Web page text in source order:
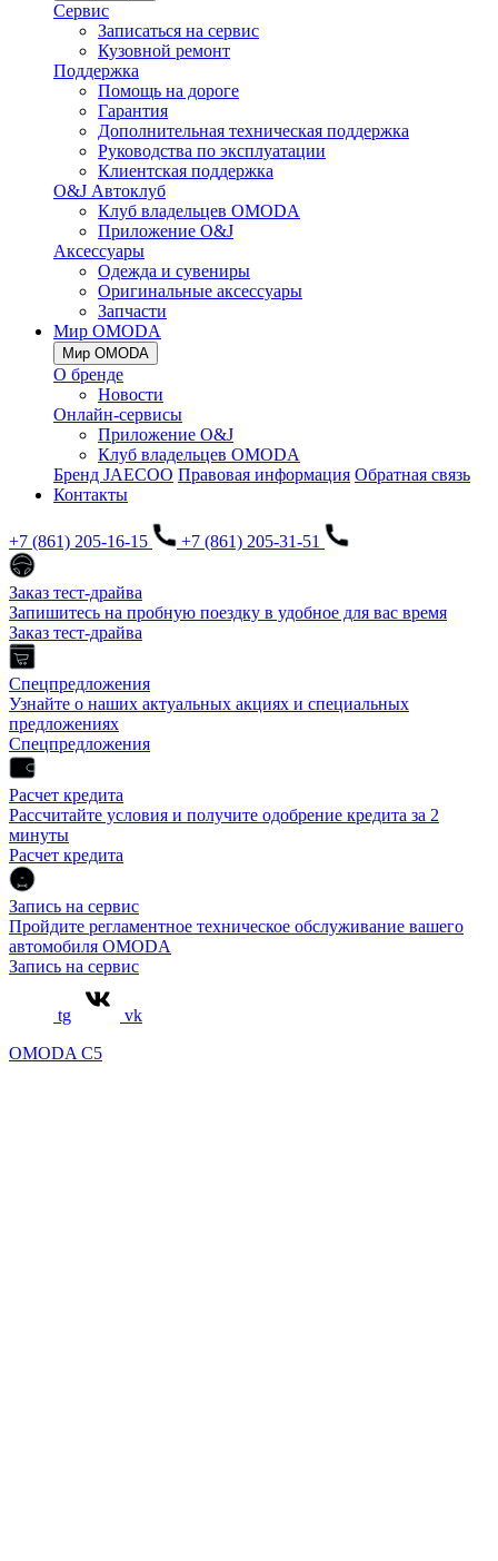
Сервис
Записаться на сервис
Кузовной ремонт
Поддержка
Помощь на дороге
Гарантия
Дополнительная техническая поддержка
Руководства по эксплуатации
Клиентская поддержка
O&J Автоклуб
Клуб владельцев OMODA
Приложение O&J
Аксессуары
Одежда и сувениры
Оригинальные аксессуары
Запчасти
Мир OMODA
Мир OMODA
О бренде
Новости
Онлайн-сервисы
Приложение O&J
Клуб владельцев OMODA
Бренд JAECOO Правовая информация Обратная связь
Контакты
+7 (861) 205-16-15 +7 (861) 205-31-51
Заказ тест-драйва
Запишитесь на пробную поездку в удобное для вас время
Заказ тест-драйва
Спецпредложения
Узнайте о наших актуальных акциях и специальных
предложениях
Спецпредложения
Расчет кредита
Рассчитайте условия и получите одобрение кредита за 2
минуты
Расчет кредита
Запись на сервис
Пройдите регламентное техническое обслуживание вашего
автомобиля OMODA
Запись на сервис
tg
vk
OMODA C5